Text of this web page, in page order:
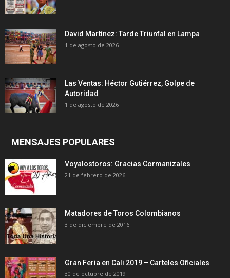
David Martínez: Tarde Triunfal en Lampa
1 de agosto de 2026
Las Ventas: Héctor Gutiérrez, Golpe de
Autoridad
1 de agosto de 2026
MENSAJES POPULARES
Voyalostoros: Gracias Cormanizales
21 de febrero de 2026
Matadores de Toros Colombianos
3 de diciembre de 2016
Gran Feria en Cali 2019 – Carteles Oficiales
30 de octubre de 2019